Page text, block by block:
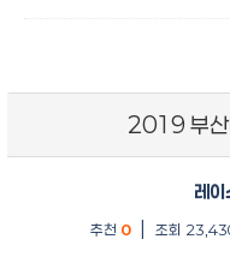
2019 부산
레이
추천 0 조회